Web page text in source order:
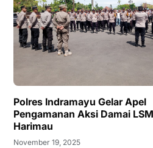
Polres Indramayu Gelar Apel
Pengamanan Aksi Damai LSM
Harimau
November 19, 2025